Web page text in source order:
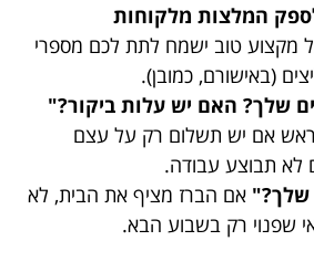
המלצות מלקוחות
מקצוע טוב ישמח לתת לכם מספרי
(באישורם, כמובן).
שלך? האם יש עלות ביקור?"
אם יש תשלום רק על עצם
תבוצע עבודה.
שלך?" אם הברז מציף את הבית, לא
שפנוי רק בשבוע הבא.